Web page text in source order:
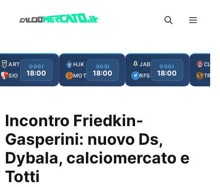
Menu
ART
SIO
OGGI
18:00
HJK
MOT
OGGI
18:00
JAB
RFS
OGGI
18:00
CLJ
TRO
Incontro Friedkin-
Gasperini: nuovo Ds,
Dybala, calciomercato e
Totti